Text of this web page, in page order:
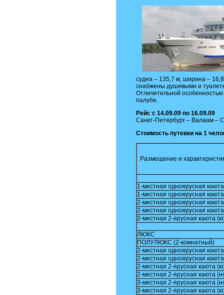
судна – 135,7 м, ширина –
снабжены душевыми и
Отличительной
палубе.
Рейс с 14.09.09 по 16.09.09
Санкт-Петербург – Валаам –
Стоимость путевки на 1
Размещение и
1-местная одноярусная
1-местная одноярусная
2-местная одноярусная
2-местная одноярусная
2-местная 2-ярусная каюта
ЛЮКС
ПОЛУЛЮКС (2-комнатный)
2-местная одноярусная каюта
2-местная одноярусная
2-местная 2-ярусная каюта
2-местная 2-ярусная каюта
3-местная 2-ярусная каюта
3-местная 2-ярусная каюта